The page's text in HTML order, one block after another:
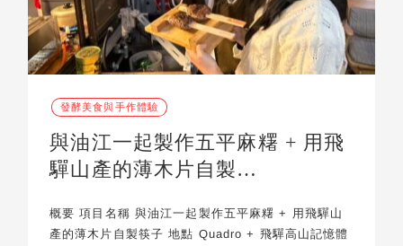
發酵美食與手作體驗
與油江一起製作五平麻糬 + 用飛
驒山產的薄木片自製…
概要 項目名稱 與油江一起製作五平麻糬 + 用飛驒山
產的薄木片自製筷子 地點 Quadro + 飛驒高山記憶體